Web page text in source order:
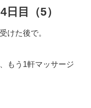
目（5）
けた後で。
もう1軒マッサージ